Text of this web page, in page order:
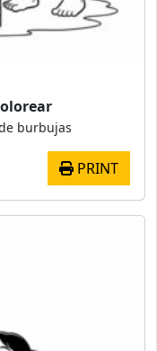
burbujas
PRINT